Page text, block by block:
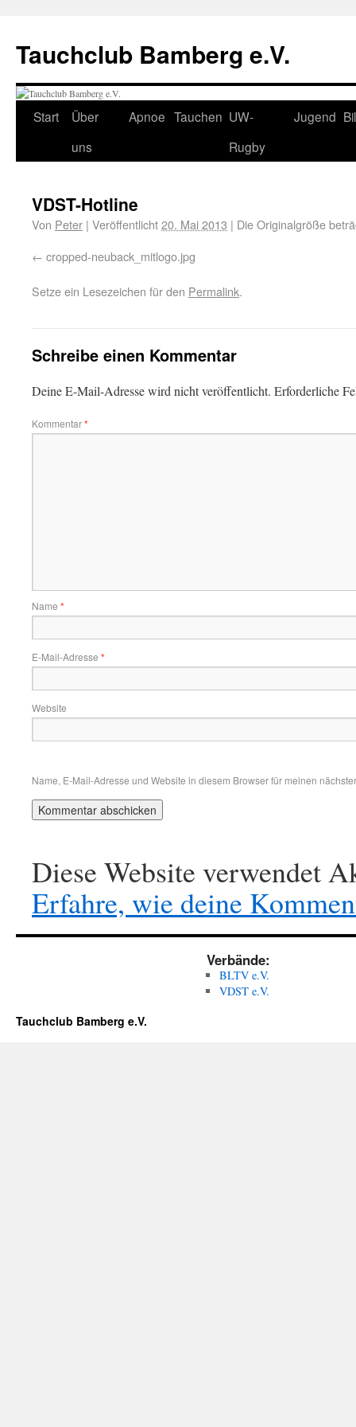
Tauchclub Bamberg e.V.
Start
Über
uns
Apnoe Tauchen UW-
Rugby
Jugend
VDST-Hotline
Von Peter | Veröffentlicht20. Mai 2013 | Die Originalgröße
cropped-neuback_mitlogo.jpg
Setze ein Lesezeichen für den Permalink.
Schreibe einen Kommentar
Deine E-Mail-Adresse wird nicht veröffentlicht. Erforderliche
Kommentar*
Name *
E-Mail-Adresse *
Website
Name, E-Mail-Adresse und Website in diesem Browser für meinen
Diese Website verwendet
Erfahre, wie deine
Verbände:
BLTV e.V.
VDST e.V.
Tauchclub Bamberg e.V.